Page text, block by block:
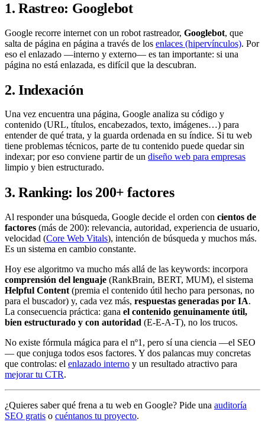
1. Rastreo: Googlebot
Google recorre internet con un robot rastreador, Googlebot, que
salta de página en página a través de los enlaces (hipervínculos). Por
eso el enlazado —interno y externo— es tan importante: si una
página no está enlazada, es difícil que la descubran.
2. Indexación
Una vez encuentra una página, Google analiza su código y
contenido (URL, títulos, encabezados, texto, imágenes…) para
entender de qué trata, y la guarda ordenada en su índice. Si tu web
tiene problemas técnicos, parte de tu contenido puede quedar sin
indexar; por eso conviene partir de un diseño web para empresas
limpio y bien estructurado.
3. Ranking: los 200+ factores
Al responder una búsqueda, Google decide el orden con cientos de
factores (más de 200): relevancia, autoridad, experiencia de usuario,
velocidad (Core Web Vitals), intención de búsqueda y muchos más.
Es un sistema en cambio constante.
Hoy ese algoritmo va mucho más allá de las keywords: incorpora
comprensión del lenguaje (RankBrain, BERT, MUM), el sistema
Helpful Content (premia el contenido útil hecho para personas, no
para el buscador) y, cada vez más, respuestas generadas por IA.
La consecuencia práctica: gana el contenido genuinamente útil,
bien estructurado y con autoridad (E-E-A-T), no los trucos.
No existe fórmula mágica para el nº1, pero sí una ciencia —el SEO
— que conjuga todos esos factores. Y dos palancas muy concretas
que controlas: el enlazado interno y un resultado atractivo para
mejorar tu CTR.
¿Quieres saber qué frena a tu web en Google? Pide una auditoría
SEO gratis o cuéntanos tu proyecto.